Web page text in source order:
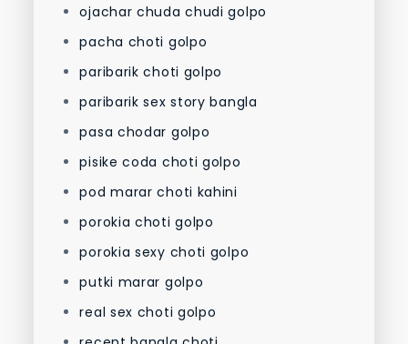
ojachar chuda chudi golpo
pacha choti golpo
paribarik choti golpo
paribarik sex story bangla
pasa chodar golpo
pisike coda choti golpo
pod marar choti kahini
porokia choti golpo
porokia sexy choti golpo
putki marar golpo
real sex choti golpo